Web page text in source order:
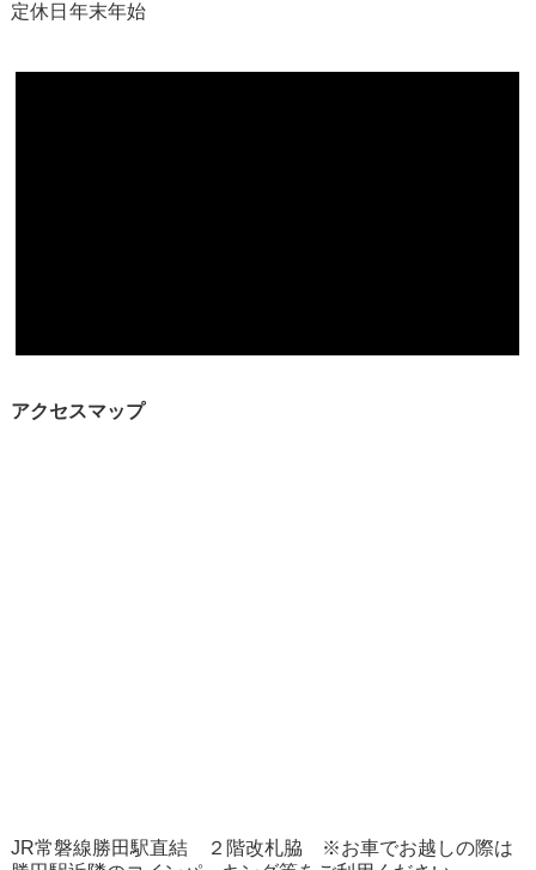
定休日 年末年始
アクセスマップ
JR常磐線勝田駅直結 ２階改札脇 ※お車でお越しの際は